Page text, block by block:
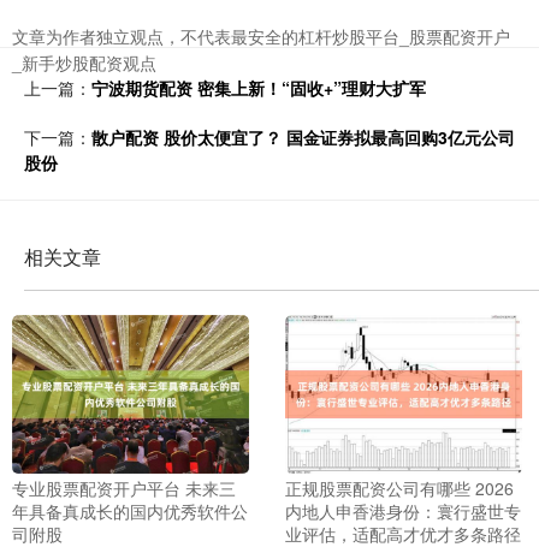
文章为作者独立观点，不代表最安全的杠杆炒股平台_股票配资开户
_新手炒股配资观点
上一篇： 宁波期货配资 密集上新！“固收+”理财大扩军
下一篇： 散户配资 股价太便宜了？ 国金证券拟最高回购3亿元公司
股份
相关文章
专业股票配资开户平台 未来三
年具备真成长的国内优秀软件公
司附股
正规股票配资公司有哪些 2026
内地人申香港身份：寰行盛世专
业评估，适配高才优才多条路径